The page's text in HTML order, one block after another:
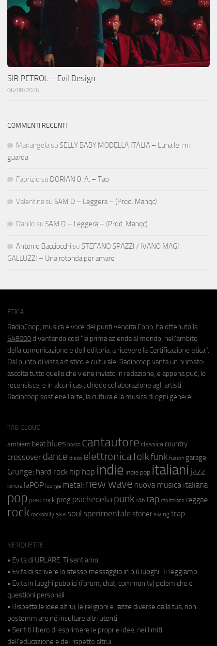
SIR PETROL – Evil Design
06/08/2026
COMMENTI RECENTI
Mariangela su SELLY BABY MODELLA ITALIA – Luna lei mi
guarda
Fabrizio su DORIAN O. A. – Tao
Valentina su SAM D – Leggera – (Prod. Manqc)
Danilo su SAM D – Leggera – (Prod. Manqc)
Antonio Bacciocchi su STEFANO SPAZZI / IVANO MAGI
GALLUZZI – Una rotonda per amare
ETICA
RadioCoop, musica e voce dei punti vendita Coop, ha ottenuto la
SA8000 diventando così "la prima azienda al mondo, nell'ambito
della comunicazione e dell'editoria, a ricevere la Certificazione etica".
Dal punto di vista artistico e culturale, Radiocoop vanta un primato:
ascolta tutto quello che viene inviato in redazione, e appena può, lo
recensisce, e in alcuni casi, chiede collaborazione agli artisti.
Radiocoop sostiene l'arte, la cultura e la musica di ogni genere.
TAG CLOUD
ambient beat blues bossa cantautore classica country
crossover dance disco elettronicafolkfunk fusion garage
Grunge; hard rock hip hop indie indie pop italiani jazz
kimura laPOP lounge metal; new wave nuova musica italiana
pop post rock prog psichedeliapunk r&b rap rap italiano reggae
rock rockabilly ska soul sperimentale stoner swing trap
NETIQUETTE
• Evita di URLARE. Ti sentiamo.
• Evita di scrivere lo stesso messaggio in più luoghi. Ti leggiamo.
• Evita in luoghi pubblici (forum, chat, community) polemiche e
questioni personali.
• Rispetta le idee altrui, le religioni e razze diverse dalla tua, non
bestemmiare né insultare altri utenti.
• Sentiti libero di esprimere le proprie idee, nei limiti
dell'educazione e del rispetto altrui.